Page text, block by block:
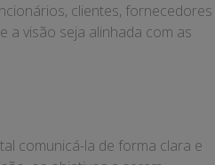
clientes, fornecedores
a visão seja alinhada com as
comunicá-la de forma clara e